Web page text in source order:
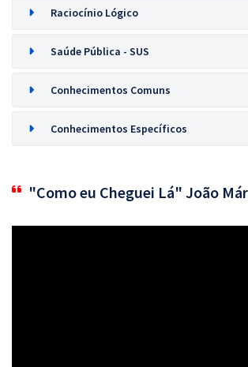
Raciocínio Lógico
Saúde Pública - SUS
Conhecimentos Comuns
Conhecimentos Específicos
"Como eu Cheguei Lá" João